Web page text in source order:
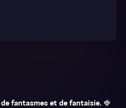
fantasmes et de fantaisie. 🍓